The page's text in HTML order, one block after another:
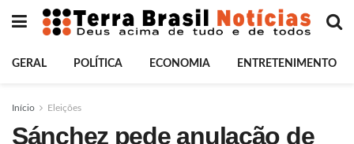
GERAL POLÍTICA ECONOMIA ENTRETENIMENTO
Início Eleições
Sánchez pede anulação de